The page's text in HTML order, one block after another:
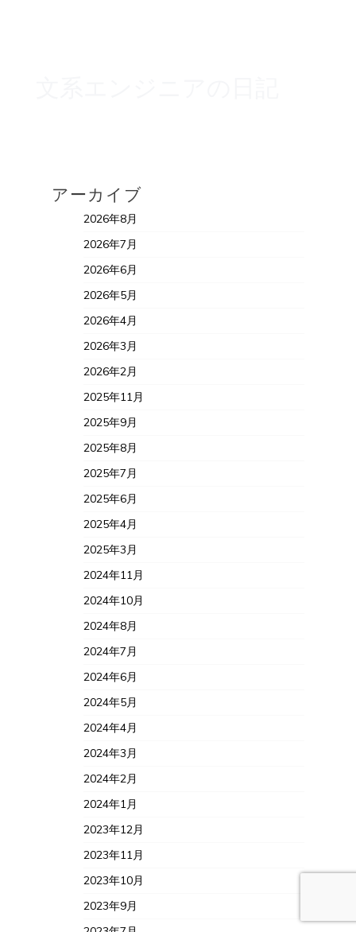
アーカイブ
2026年8月
2026年7月
2026年6月
2026年5月
2026年4月
2026年3月
2026年2月
2025年11月
2025年9月
2025年8月
2025年7月
2025年6月
2025年4月
2025年3月
2024年11月
2024年10月
2024年8月
2024年7月
2024年6月
2024年5月
2024年4月
2024年3月
2024年2月
2024年1月
2023年12月
2023年11月
2023年10月
2023年9月